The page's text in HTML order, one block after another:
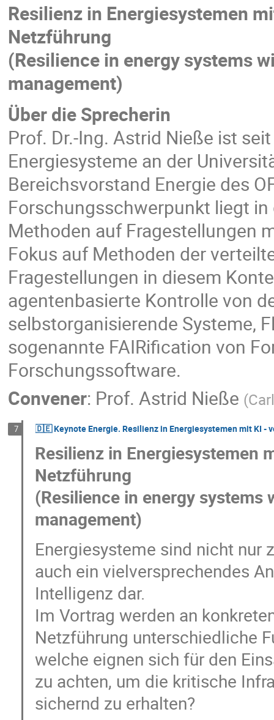
Resilienz in Energiesystemen
Netzführung
(Resilience in energy systems
management)
Über die Sprecherin
Prof. Dr.-Ing. Astrid Nieße ist
Energiesysteme an der
Bereichsvorstand Energie des
Forschungsschwerpunkt liegt
Methoden auf Fragestellungen
Fokus auf Methoden der
Fragestellungen in diesem
agentenbasierte Kontrolle von
selbstorganisierende Systeme,
sogenannte FAIRification von
Forschungssoftware.
Convener: Prof. Astrid Nieße (
7 🇩🇪 Keynote Energie. Resilienz in Energiesystemen mit KI -
Resilienz in Energiesystemen
Netzführung
(Resilience in energy
management)
Energiesysteme sind nicht nur
auch ein vielversprechendes
Intelligenz dar.
Im Vortrag werden an
Netzführung unterschiedliche
welche eignen sich für den
zu achten, um die kritische
sichernd zu erhalten?